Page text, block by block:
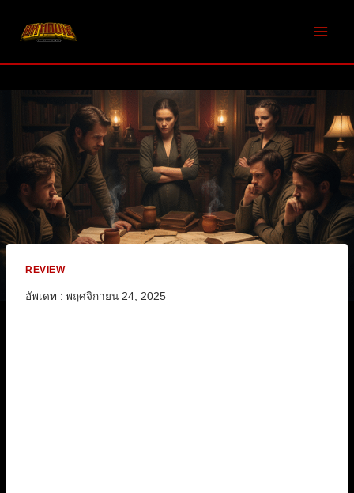
REVIEW
อัพเดท : พฤศจิกายน 24, 2025